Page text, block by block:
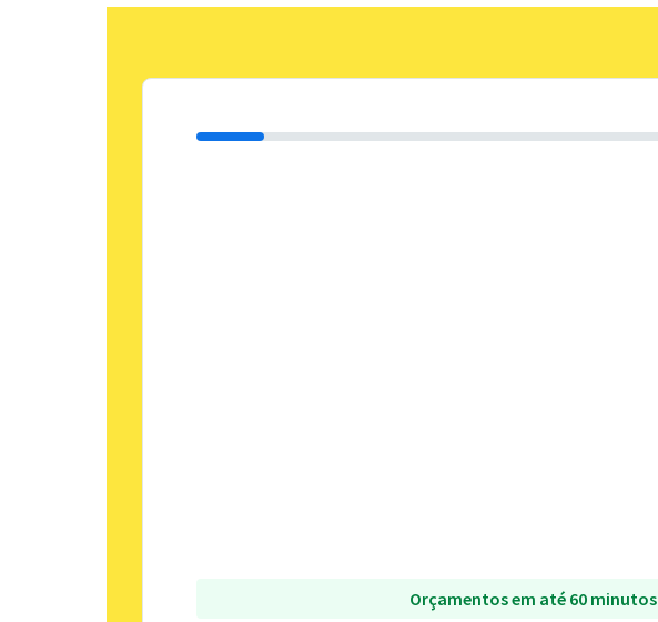
Orçamentos em até 60 minutos